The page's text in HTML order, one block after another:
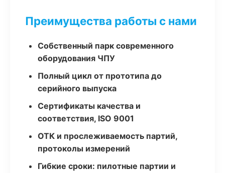
Преимущества работы с нами
Собственный парк современного
оборудования ЧПУ
Полный цикл от прототипа до
серийного выпуска
Сертификаты качества и
соответствия, ISO 9001
ОТК и прослеживаемость партий,
протоколы измерений
Гибкие сроки: пилотные партии и